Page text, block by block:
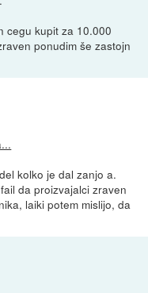
cegu kupit za 10.000
ponudim še zastojn
kolko je dal zanjo a.
da proizvajalci zraven
laiki potem mislijo, da